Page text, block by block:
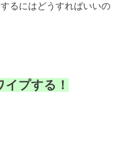
るにはどうすればいいの
プする！